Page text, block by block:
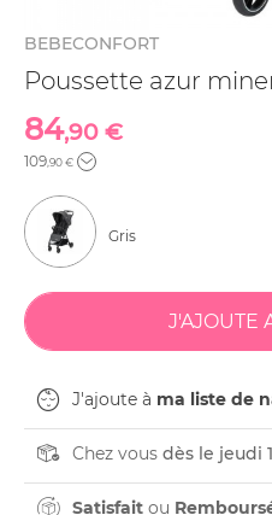
BEBECONFORT
Poussette azur
84,90 €
109,90 €
Gris
J'ajoute à ma liste de
Chez vous dès le jeudi
Satisfait ou